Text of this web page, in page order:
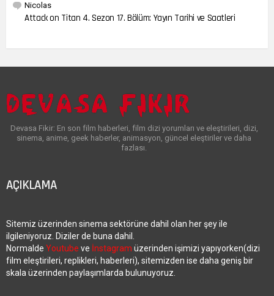
Nicolas
Attack on Titan 4. Sezon 17. Bölüm: Yayın Tarihi ve Saatleri
Devasa Fikir: En son film haberleri, film dizi yorumları ve eleştirileri, dizi,
sinema, anime, geek haberler, animasyon, güncel eleştiriler ve daha
fazlası.
AÇIKLAMA
Sitemiz üzerinden sinema sektörüne dahil olan her şey ile
ilgileniyoruz. Diziler de buna dahil.
Normalde Youtube ve İnstagram üzerinden işimizi yapıyorken(dizi
film eleştirileri, replikleri, haberleri), sitemizden ise daha geniş bir
skala üzerinden paylaşımlarda bulunuyoruz.